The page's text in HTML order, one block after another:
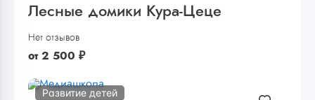
Лесные домики Кура-Цеце
Нет отзывов
от 2 500 ₽
Развитие детей